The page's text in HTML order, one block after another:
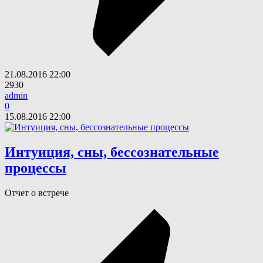
21.08.2016 22:00
2930
admin
0
15.08.2016 22:00
Интуиция, сны, бессознательные
процессы
Отчет о встрече